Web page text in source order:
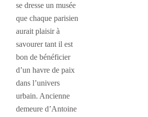
se dresse un musée
que chaque parisien
aurait plaisir à
savourer tant il est
bon de bénéficier
d’un havre de paix
dans l’univers
urbain. Ancienne
demeure d’Antoine